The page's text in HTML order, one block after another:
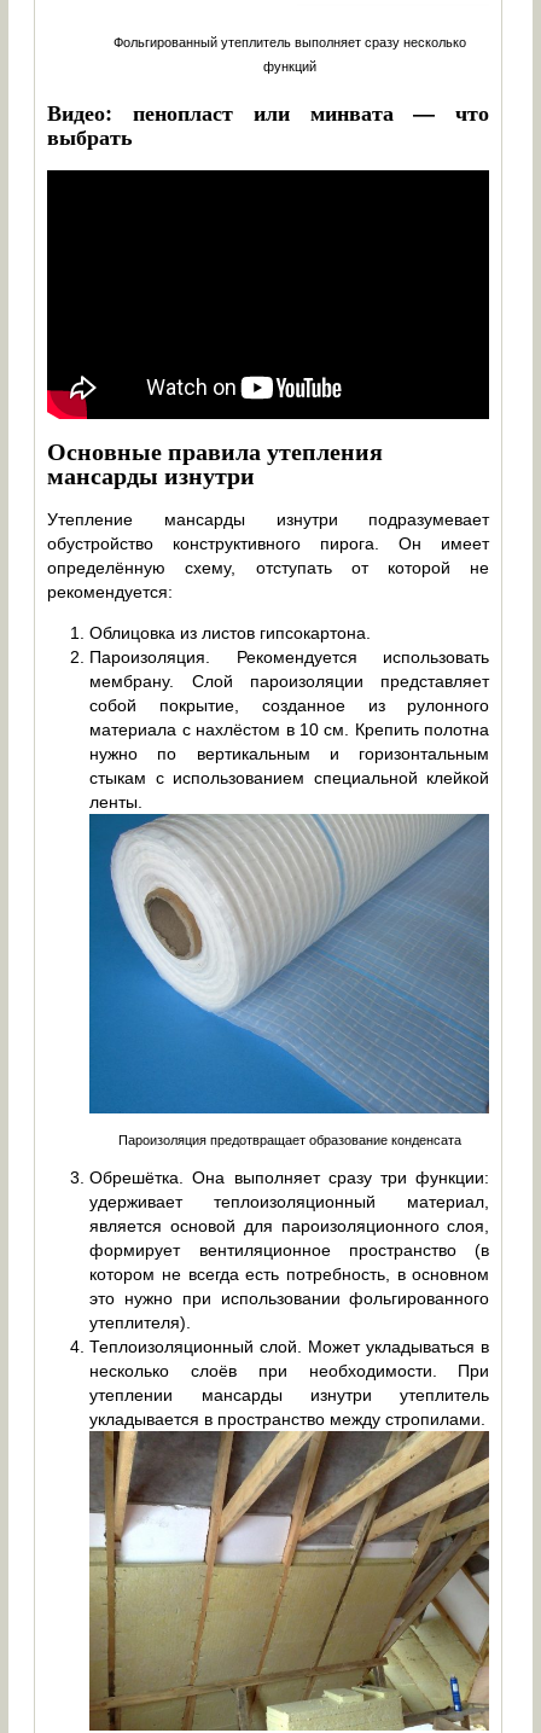
Фольгированный утеплитель выполняет сразу несколько
функций
Видео: пенопласт или минвата — что
выбрать
Основные правила утепления
мансарды изнутри
Утепление мансарды изнутри подразумевает
обустройство конструктивного пирога. Он имеет
определённую схему, отступать от которой не
рекомендуется:
Облицовка из листов гипсокартона.
Пароизоляция. Рекомендуется использовать
мембрану. Слой пароизоляции представляет
собой покрытие, созданное из рулонного
материала с нахлёстом в 10 см. Крепить полотна
нужно по вертикальным и горизонтальным
стыкам с использованием специальной клейкой
ленты.
Пароизоляция предотвращает образование конденсата
Обрешётка. Она выполняет сразу три функции:
удерживает теплоизоляционный материал,
является основой для пароизоляционного слоя,
формирует вентиляционное пространство (в
котором не всегда есть потребность, в основном
это нужно при использовании фольгированного
утеплителя).
Теплоизоляционный слой. Может укладываться в
несколько слоёв при необходимости. При
утеплении мансарды изнутри утеплитель
укладывается в пространство между стропилами.